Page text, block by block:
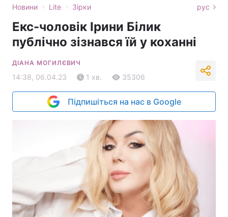
Новини › Lite › Зірки рус
Екс-чоловік Ірини Білик
публічно зізнався їй у коханні
ДІАНА МОГИЛЄВИЧ
14:38, 06.04.23 1 хв. 35306
Підпишіться на нас в Google